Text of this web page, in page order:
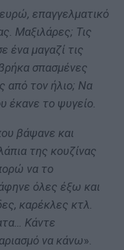
επαγγελματικό
Μαξιλάρες; Τις
ένα μαγαζί τις
σπασμένες
από τον ήλιο; Να
έκανε το ψυγείο.
βάψανε και
της κουζίνας
να το
όλες έξω και
καρέκλες κτλ.
Κάντε
να κάνω».